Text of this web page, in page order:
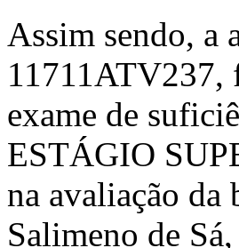
Assim sendo, a
11711ATV237,
exame de
ESTÁGIO
na avaliação da
Salimeno de